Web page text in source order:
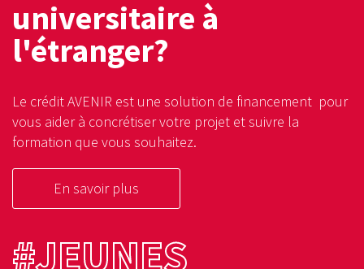
universitaire à
l'étranger?
Le crédit AVENIR est une solution de financement pour
vous aider à concrétiser votre projet et suivre la
formation que vous souhaitez.
En savoir plus
#JEUNES